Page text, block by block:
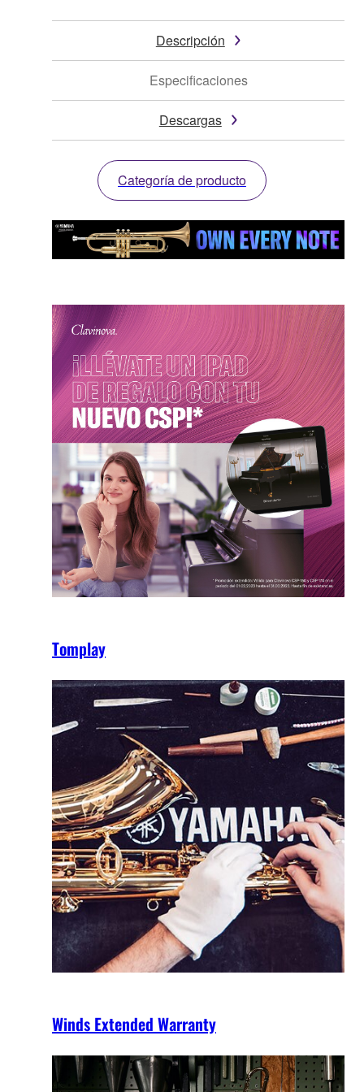
Descripción
Especificaciones
Descargas
Categoría de producto
Tomplay
Winds Extended Warranty